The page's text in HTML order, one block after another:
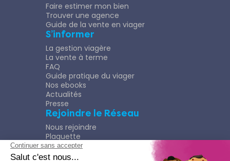
Faire estimer mon bien
Trouver une agence
Guide de la vente en viager
S’informer
La gestion viagère
La vente à terme
FAQ
Guide pratique du viager
Nos ebooks
Actualités
Presse
Rejoindre le Réseau
Nous rejoindre
Plaquette
Confidentialité